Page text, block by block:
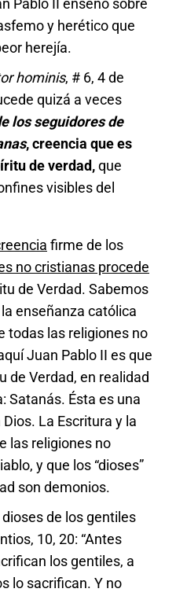
y herético que
herejía.
hominis, # 6, 4 de
quizá a veces
los seguidores de
, creencia que es
de verdad,que
visibles del
firme de los
no cristianas procede
de Verdad. Sabemos
enseñanza católica
todas las religiones no
Juan Pablo II es que
de Verdad, en realidad
Satanás. Ésta es una
La Escritura y la
las religiones no
y que los “dioses”
son demonios.
dioses de los gentiles
10, 20: “Antes
los gentiles, a
lo sacrifican. Y no